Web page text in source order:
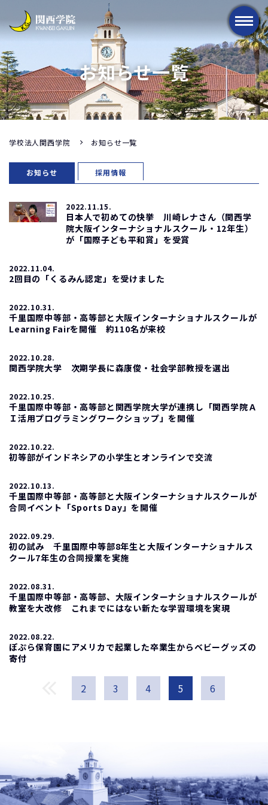
メニュー
お知らせ一覧
学校法人関西学院 お知らせ一覧
お知らせ 採用情報
2022.11.15.
日本人で初めての快挙 川崎レナさん（関西学
院大阪インターナショナルスクール・12年生）
が「国際子ども平和賞」を受賞
2022.11.04.
2回目の「くるみん認定」を受けました
2022.10.31.
千里国際中等部・高等部と大阪インターナショナルスクールが
Learning Fairを開催 約110名が来校
2022.10.28.
関西学院大学 次期学長に森康俊・社会学部教授を選出
2022.10.25.
千里国際中等部・高等部と関西学院大学が連携し「関西学院Ａ
Ｉ活用プログラミングワークショップ」を開催
2022.10.22.
初等部がインドネシアの小学生とオンラインで交流
2022.10.13.
千里国際中等部・高等部と大阪インターナショナルスクールが
合同イベント「Sports Day」を開催
2022.09.29.
初の試み 千里国際中等部8年生と大阪インターナショナルス
クール7年生の合同授業を実施
2022.08.31.
千里国際中等部・高等部、大阪インターナショナルスクールが
教室を大改修 これまでにはない新たな学習環境を実現
2022.08.22.
ぽぷら保育園にアメリカで起業した卒業生からベビーグッズの
寄付
2 3 4 5 6